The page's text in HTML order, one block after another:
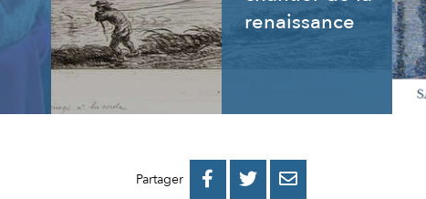
renaissance
Partager 
PARTAGER
PARTAGER
PARTAGER